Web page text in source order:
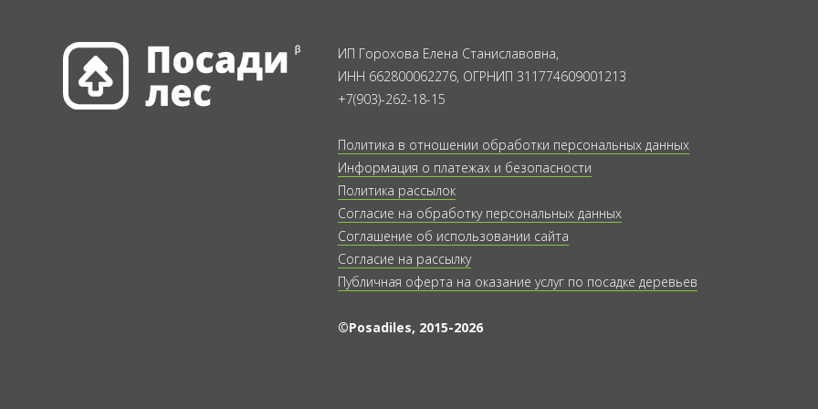
ИП Горохова Елена Станиславовна,
ИНН 662800062276, ОГРНИП 311774609001213
+7(903)-262-18-15
Политика в отношении обработки персональных данных
Информация о платежах и безопасности
Политика рассылок
Согласие на обработку персональных данных
Соглашение об использовании сайта
Согласие на рассылку
Публичная оферта на оказание услуг по посадке деревьев
©Posadiles, 2015-2026